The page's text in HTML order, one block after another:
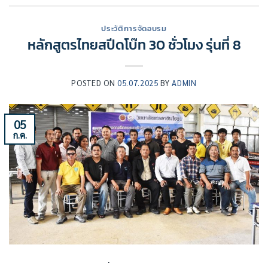
ประวัติการจัดอบรม
หลักสูตรไทยสปีดโบ๊ท 30 ชั่วโมง รุ่นที่ 8
POSTED ON05.07.2025 BYADMIN
05
ก.ค.